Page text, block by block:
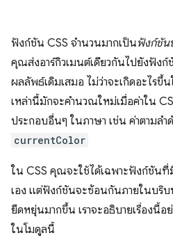
ฟังก์ชัน CSS จำนวนมากเป็นฟังก์ชัน
คุณส่งอาร์กิวเมนต์เดียวกันไปยังฟัง
ผลลัพธ์เดิมเสมอ ไม่ว่าจะเกิดอะไร
เหล่านี้มักจะคํานวณใหม่เมื่อค่าใน
ประกอบอื่นๆ ในภาษา เช่น ค่าตามลํ
currentColor
ใน CSS คุณจะใช้ได้เฉพาะฟังก์ชัน
เอง แต่ฟังก์ชันจะซ้อนกันภายในบริบ
ยืดหยุ่นมากขึ้น เราจะอธิบายเรื่องนี้อ
ในโมดูลนี้